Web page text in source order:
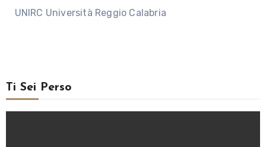
UNIRC Università Reggio Calabria
Ti Sei Perso